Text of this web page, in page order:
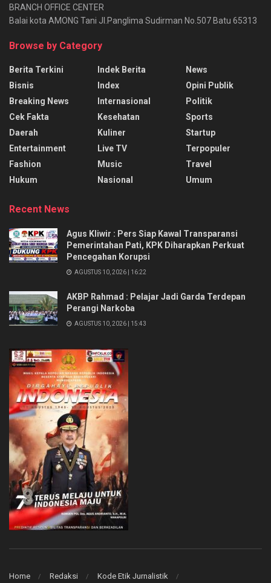
BRANCH OFFICE CENTER
Balai kota AMONG Tani Jl.Panglima Sudirman No.507 Batu 65313
Browse by Category
Berita Terkini
Bisnis
Breaking News
Cek Fakta
Daerah
Entertainment
Fashion
Hukum
Indek Berita
Index
Internasional
Kesehatan
Kuliner
Live TV
Music
Nasional
News
Opini Publik
Politik
Sports
Startup
Terpopuler
Travel
Umum
Recent News
Agus Kliwir : Pers Siap Kawal Transparansi
Pemerintahan Pati, KPK Diharapkan Perkuat
Pencegahan Korupsi
AGUSTUS 10, 2026 | 16:22
AKBP Rahmad : Pelajar Jadi Garda Terdepan
Perangi Narkoba
AGUSTUS 10, 2026 | 15:43
Home Redaksi Kode Etik Jurnalistik